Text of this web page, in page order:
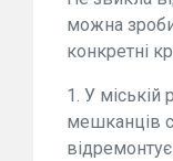
можна
конкретні
1. У міській
мешканців